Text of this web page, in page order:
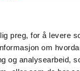
preg, for å levere
om
og analysearbeid,
Sport har over 90 års
Torshov Sport har
Sandvika Storsenter